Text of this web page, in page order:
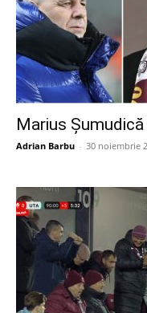
Marius
Adrian Barbu - 30 noiembrie